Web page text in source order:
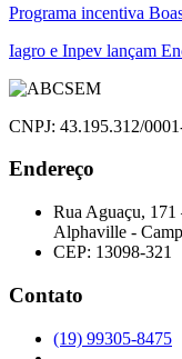
Navegação
de
Post
Programa incentiva
Iagro e Inpev lançam
CNPJ: 43.195.312/
Endereço
Rua Aguaçu, 171
Alphaville -
CEP: 13098-321
Contato
(19) 99305-8475